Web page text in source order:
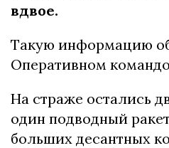
вдвое.
Такую информацию
Оперативном
На страже остались
один подводный
больших десантных